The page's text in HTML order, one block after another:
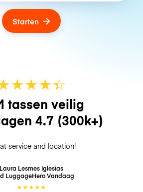
Starten
★★★☆
★
tassen veilig
4.7 (300k+)
service and location!
Laura Lesmes Iglesias
LuggageHeroVandaag
★★★★★